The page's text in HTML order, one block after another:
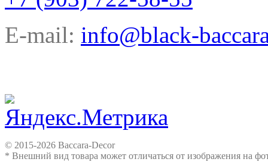
E-mail: info@black-
© 2015-2026 Baccara-Decor
* Внешний вид товара может отличаться от изображения на